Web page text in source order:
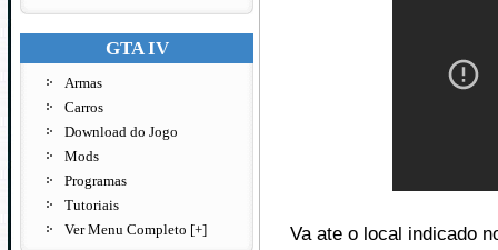
GTA IV
Armas
Carros
Download do Jogo
Mods
Programas
Tutoriais
Ver Menu Completo [+]
Va ate o local indicado